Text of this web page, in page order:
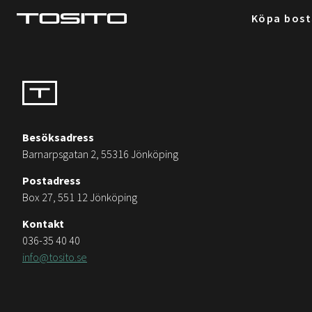
Köpa
Besöksadress
Barnarpsgatan 2, 55316 Jönköping
Postadress
Box 27, 551 12 Jönköping
Kontakt
036-35 40 40
info@tosito.se